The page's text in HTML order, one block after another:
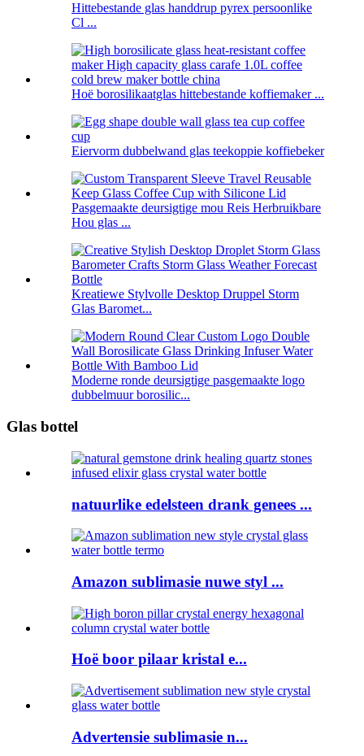
Hittebestande glas handdrup pyrex persoonlike
Cl ...
Hoë borosilikaatglas hittebestande koffiemaker ...
Eiervorm dubbelwand glas teekoppie koffiebeker
Pasgemaakte deursigtige mou Reis Herbruikbare
Hou glas ...
Kreatiewe Stylvolle Desktop Druppel Storm
Glas Baromet...
Moderne ronde deursigtige pasgemaakte logo
dubbelmuur borosilic...
Glas bottel
natuurlike edelsteen drank genees ...
Amazon sublimasie nuwe styl ...
Hoë boor pilaar kristal e...
Advertensie sublimasie n...